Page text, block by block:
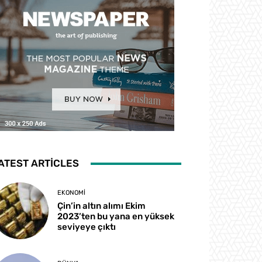
ARTICLES
EKONOMI
Çin’in altın alımı Ekim
2023’ten bu yana en yüksek
seviyeye çıktı